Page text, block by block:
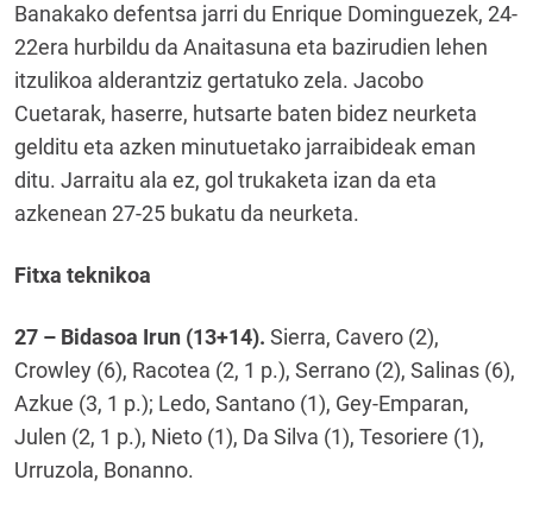
Banakako defentsa jarri du Enrique Dominguezek, 24-
22era hurbildu da Anaitasuna eta bazirudien lehen
itzulikoa alderantziz gertatuko zela. Jacobo
Cuetarak, haserre, hutsarte baten bidez neurketa
gelditu eta azken minutuetako jarraibideak eman
ditu. Jarraitu ala ez, gol trukaketa izan da eta
azkenean 27-25 bukatu da neurketa.
Fitxa teknikoa
27 – Bidasoa Irun (13+14). Sierra, Cavero (2),
Crowley (6), Racotea (2, 1 p.), Serrano (2), Salinas (6),
Azkue (3, 1 p.); Ledo, Santano (1), Gey-Emparan,
Julen (2, 1 p.), Nieto (1), Da Silva (1), Tesoriere (1),
Urruzola, Bonanno.